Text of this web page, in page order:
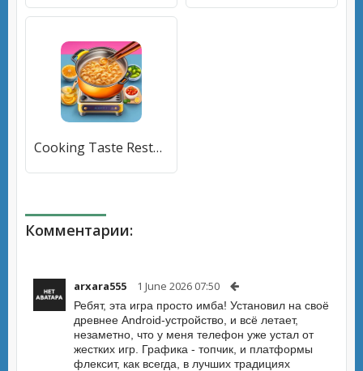
Cooking Taste Restaurant Games [МОД Меню] APK Android
Комментарии:
arxara555 1 June 2026 07:50
Ребят, эта игра просто имба! Установил на своё
древнее Android-устройство, и всё летает,
незаметно, что у меня телефон уже устал от
жестких игр. Графика - топчик, и платформы
флексит, как всегда, в лучших традициях